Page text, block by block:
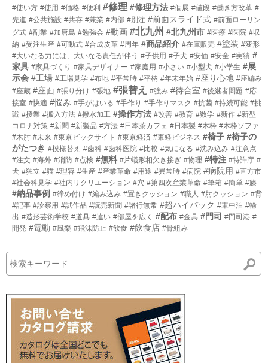
#使い方 #使用 #価格 #便利 #修理 #修理方法 #個展 #値段 #働き方改革 #
先進 #公共施設 #共存 #兼業 #内部 #別注 #前面スライド式 #前面ローリン
グ式 #副業 #加唐島 #勉強会 #動画 #北九州 #北九州市 #医療 #医院 #収
納 #受注生産 #可動式 #合成皮革 #周年 #商品紹介 #在庫販売 #塗装 #変形
#大いなる力には、大いなる責任が伴う #子供用 #子犬 #安価 #安全 #実績 #
家具 #家具づくり #家具デザイナー #家庭用 #小さい #小型犬 #小学生 #展
示会 #工場 #工場見学 #布地 #平常時 #平枘 #年末年始 #座り心地 #座編み
#座蔵 #座面 #張り分け #張地 #張替え #強み #待合室 #後継者問題 #応
接室 #快適 #悩み #手がはいる #手作り #手作りマスク #抗菌 #持続可能 #挑
戦 #授業 #搬入方法 #撥水加工 #操作方法 #改善 #教育 #数学 #新作 #新型
コロナ対策 #新聞 #新製品 #方法 #日本茶カフェ #日本製 #木枠 #木枠ソファ
#木肘 #未来 #東京ビックサイト #東京経済 #東経ビジネス #椅子 #椅子の
がたつき #模様替え #歯科 #歯科医院 #比較 #気になる #沈み込み #注意点
#注文 #海外 #消防 #点検 #無料 #片蟻形相欠き接ぎ #物理 #特注 #特許庁 #
犬 #独立 #猫 #理容 #生産 #産業革命 #用途 #異常時 #病院 #病院用 #直方市
#社会科見学 #社内リクリエーション #穴 #第四次産業革命 #筆箱 #簡単 #籐
#納品事例 #締め付け #編み込み #置きクッション #職人 #肘クッション #背
#記事 #診察用 #試作品 #読売新聞 #諸行無常 #超ハイバック #車中泊 #輸
出 #造形芸術学校 #道具 #違い #部屋を広く #配布 #金具 #門司 #門司港 #
開発 #電動 #風樂 #飛沫防止 #飲食 #飲食店 #骨組み